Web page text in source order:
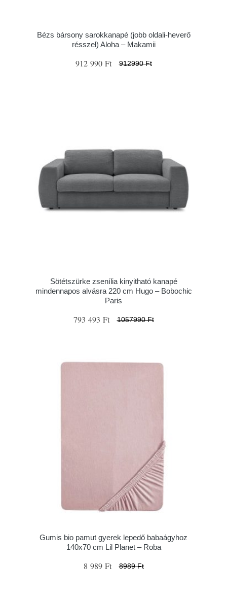
Bézs bársony sarokkanapé (jobb oldali-heverő
résszel) Aloha – Makamii
912 990 Ft 912990 Ft
Sötétszürke zsenília kinyitható kanapé
mindennapos alvásra 220 cm Hugo – Bobochic
Paris
793 493 Ft 1057990 Ft
Gumis bio pamut gyerek lepedő babaágyhoz
140x70 cm Lil Planet – Roba
8 989 Ft 8989 Ft